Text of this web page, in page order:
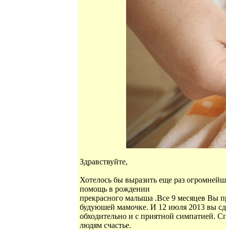
Здравствуйте,
Хотелось бы выразить еще раз
помощь в рождении
прекрасного малыша .Все 9 месяцев Вы
будуюшей мамочке. И 12 июля 2013 вы
обходительно и с приятной симпатией.
людям счастье.